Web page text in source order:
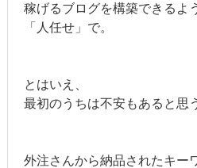
稼げるブログを構築できるよ
「人任せ」で。
とはいえ、
最初のうちは不安もあると思
外注さんから納品されたキー